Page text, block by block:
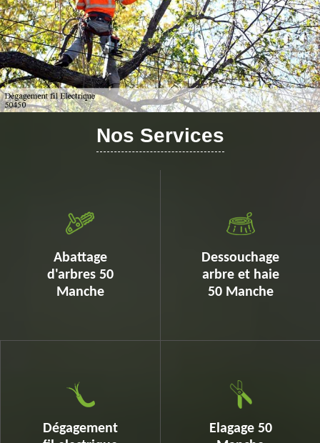
Nos Services
Abattage
d'arbres 50
Manche
Dessouchage
arbre et haie
50 Manche
Dégagement
Elagage 50